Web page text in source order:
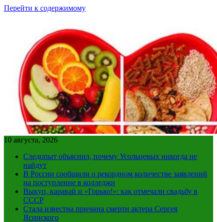
Перейти к содержимому
10 августа, 2026
Следопыт объяснил, почему Усольцевых никогда не
найдут
В России сообщили о рекордном количестве заявлений
на поступление в колледжи
Выкуп, каравай и «Горько!»: как отмечали свадьбу в
СССР
Стала известна причина смерти актера Сергея
Ясинского